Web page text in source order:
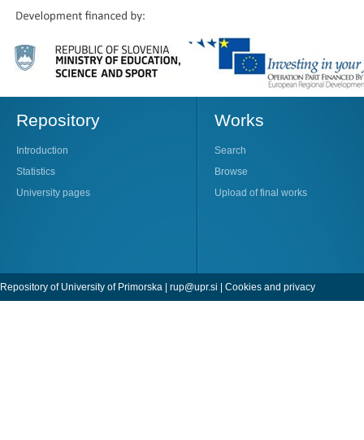
Repository
Introduction
Statistics
University pages
Works
Search
Browse
Upload of final works
Repository of University of Primorska | rup@upr.si | Cookies and privacy